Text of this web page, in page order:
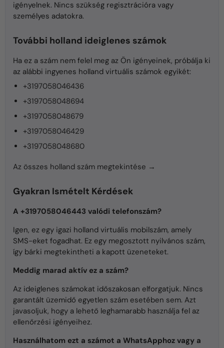
igényelnek. Nincs szükség regisztrációra vagy
személyes adatokra.
További holland ideiglenes számok
Ha ez a szám nem felel meg az Ön igényeinek, próbálja ki
az alábbi ingyenes holland virtuális számok egyikét:
+3197058046436
+3197058048694
+3197058048679
+3197058046429
+3197058048680
Az összes holland szám megtekintése →
Gyakran Ismételt Kérdések
A +3197058046443 valódi telefonszám?
Igen, ez egy igazi holland virtuális mobilszám, amely
SMS-eket fogadhat. Ez egy megosztott nyilvános szám,
így bárki megtekintheti a kapott üzeneteket.
Meddig marad aktív ez a szám?
Az ideiglenes számokat időszakosan elforgatjuk. Nincs
garantált üzemidő egyetlen szám esetében sem. Azt
javasoljuk, hogy a lehető leghamarabb használja fel az
ellenőrzési igényeihez.
Használhatom ezt a számot a WhatsApphoz vagy a